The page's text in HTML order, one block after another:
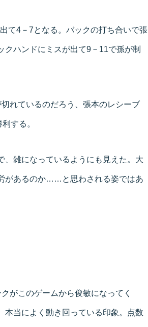
て4－7となる。バックの打ち合いで張
ハンドにミスが出て9－11で孫が制
れているのだろう、張本のレシーブ
する。
、雑になっているようにも見えた。大
があるのか……と思わされる姿ではあ
がこのゲームから俊敏になってく
本当によく動き回っている印象。点数